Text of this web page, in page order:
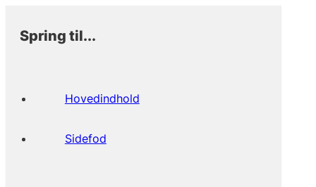
Spring til...
Hovedindhold
Sidefod